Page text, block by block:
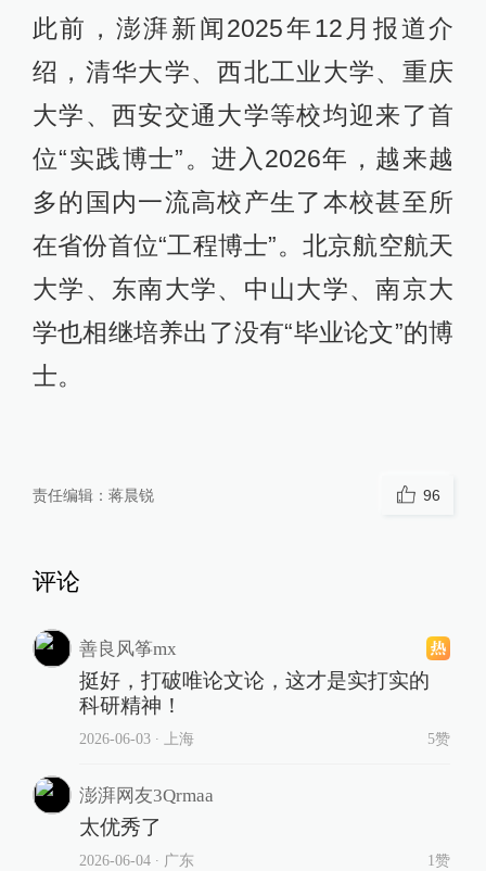
此前，澎湃新闻2025年12月报道介
绍，清华大学、西北工业大学、重庆
大学、西安交通大学等校均迎来了首
位“实践博士”。进入2026年，越来越
多的国内一流高校产生了本校甚至所
在省份首位“工程博士”。北京航空航天
大学、东南大学、中山大学、南京大
学也相继培养出了没有“毕业论文”的博
士。
责任编辑： 蒋晨锐 96
评论
善良风筝mx
挺好，打破唯论文论，这才是实打实的
科研精神！
2026-06-03∙ 上海 5赞
澎湃网友3Qrmaa
太优秀了
2026-06-04∙ 广东 1赞